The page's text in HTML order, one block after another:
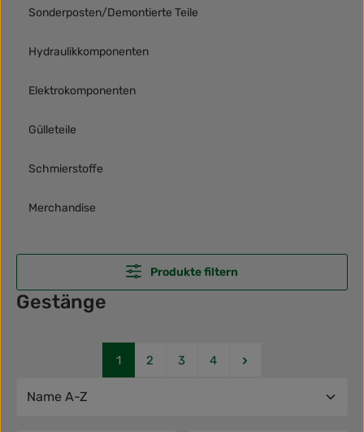
Sonderposten/Demontierte Teile
Hydraulikkomponenten
Elektrokomponenten
Gülleteile
Schmierstoffe
Merchandise
Produkte filtern
Gestänge
Seite
1 Seite
2 Seite
3 Seite
4